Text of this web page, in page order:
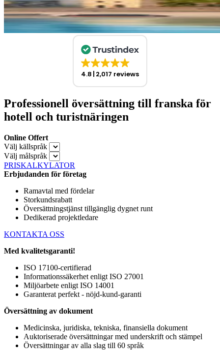
4.8 2,017 reviews
Professionell översättning till franska för
hotell och turistnäringen
Online Offert
Välj källspråk
Välj målspråk
PRISKALKYLATOR
Erbjudanden för företag
Ramavtal med fördelar
Storkundsrabatt
Översättningstjänst tillgänglig dygnet runt
Dedikerad projektledare
KONTAKTA OSS
Med kvalitetsgaranti!
ISO 17100-certifierad
Informationssäkerhet enligt ISO 27001
Miljöarbete enligt ISO 14001
Garanterat perfekt - nöjd-kund-garanti
Översättning av dokument
Medicinska, juridiska, tekniska, finansiella dokument
Auktoriserade översättningar med underskrift och stämpel
Översättningar av alla slag till 60 språk